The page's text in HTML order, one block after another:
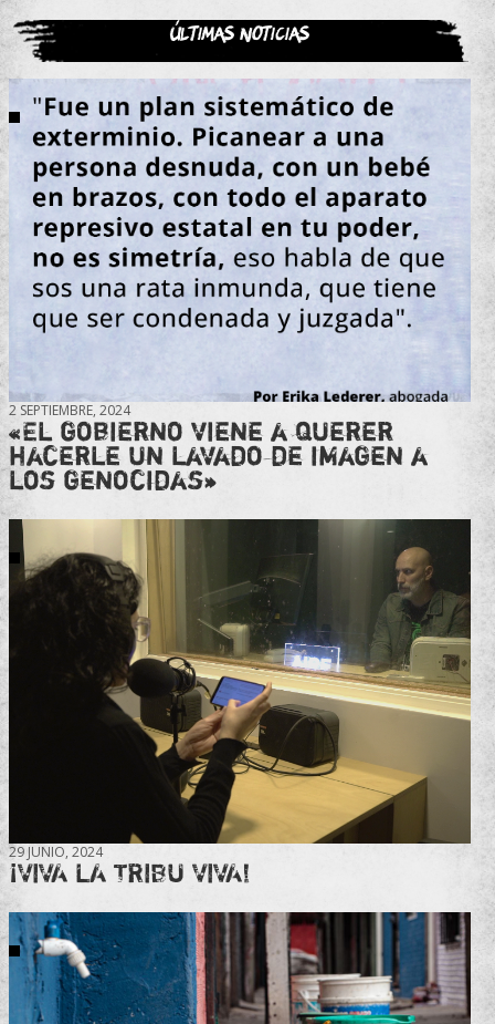
Últimas noticias
2 SEPTIEMBRE, 2024
«El gobierno viene a querer
hacerle un lavado de imagen a
los genocidas»
29 JUNIO, 2024
¡VIVA LA TRIBU VIVA!